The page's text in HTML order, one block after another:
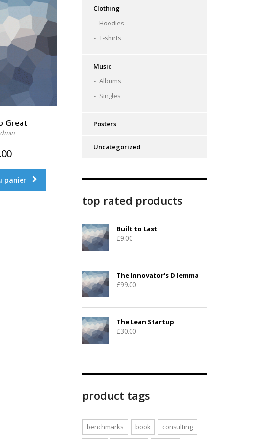
Great
panier
Clothing
Hoodies
T-shirts
Music
Albums
Singles
Posters
Uncategorized
top rated products
Built to Last
£9.00
The Innovator's Dilemma
£99.00
The Lean Startup
£30.00
product tags
benchmarks book consulting